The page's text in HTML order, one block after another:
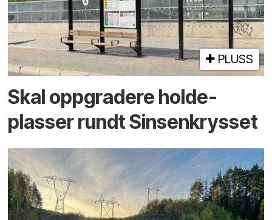
PLUSS
Skal oppgradere holde­
plasser rundt Sinsenkrysset